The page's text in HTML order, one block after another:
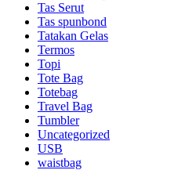
Tas Serut
Tas spunbond
Tatakan Gelas
Termos
Topi
Tote Bag
Totebag
Travel Bag
Tumbler
Uncategorized
USB
waistbag